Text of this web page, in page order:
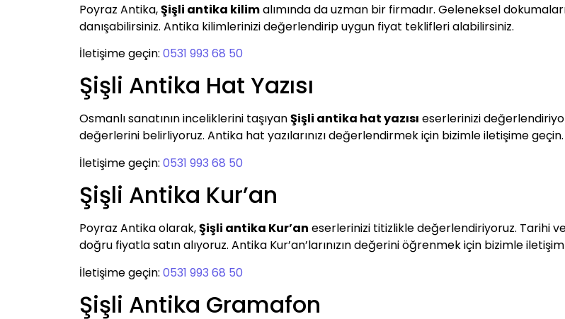
Poyraz Antika,Şişli antika kilimalımında da uzman bir firmadır. Geleneksel
danışabilirsiniz. Antika kilimlerinizi değerlendirip uygun fiyat teklifleri alabilirsiniz.
İletişime geçin: 0531 993 68 50
Şişli Antika Hat Yazısı
Osmanlı sanatının inceliklerini taşıyanŞişli antika hat yazısı eserlerinizi
değerlerini belirliyoruz. Antika hat yazılarınızı değerlendirmek için bizimle iletişime geçin.
İletişime geçin: 0531 993 68 50
Şişli Antika Kur’an
Poyraz Antika olarak,Şişli antika Kur’an eserlerinizi titizlikle değerlendiriyoruz. Tarihi
doğru fiyatla satın alıyoruz. Antika Kur’an’larınızın değerini öğrenmek için bizimle
İletişime geçin: 0531 993 68 50
Şişli Antika Gramafon